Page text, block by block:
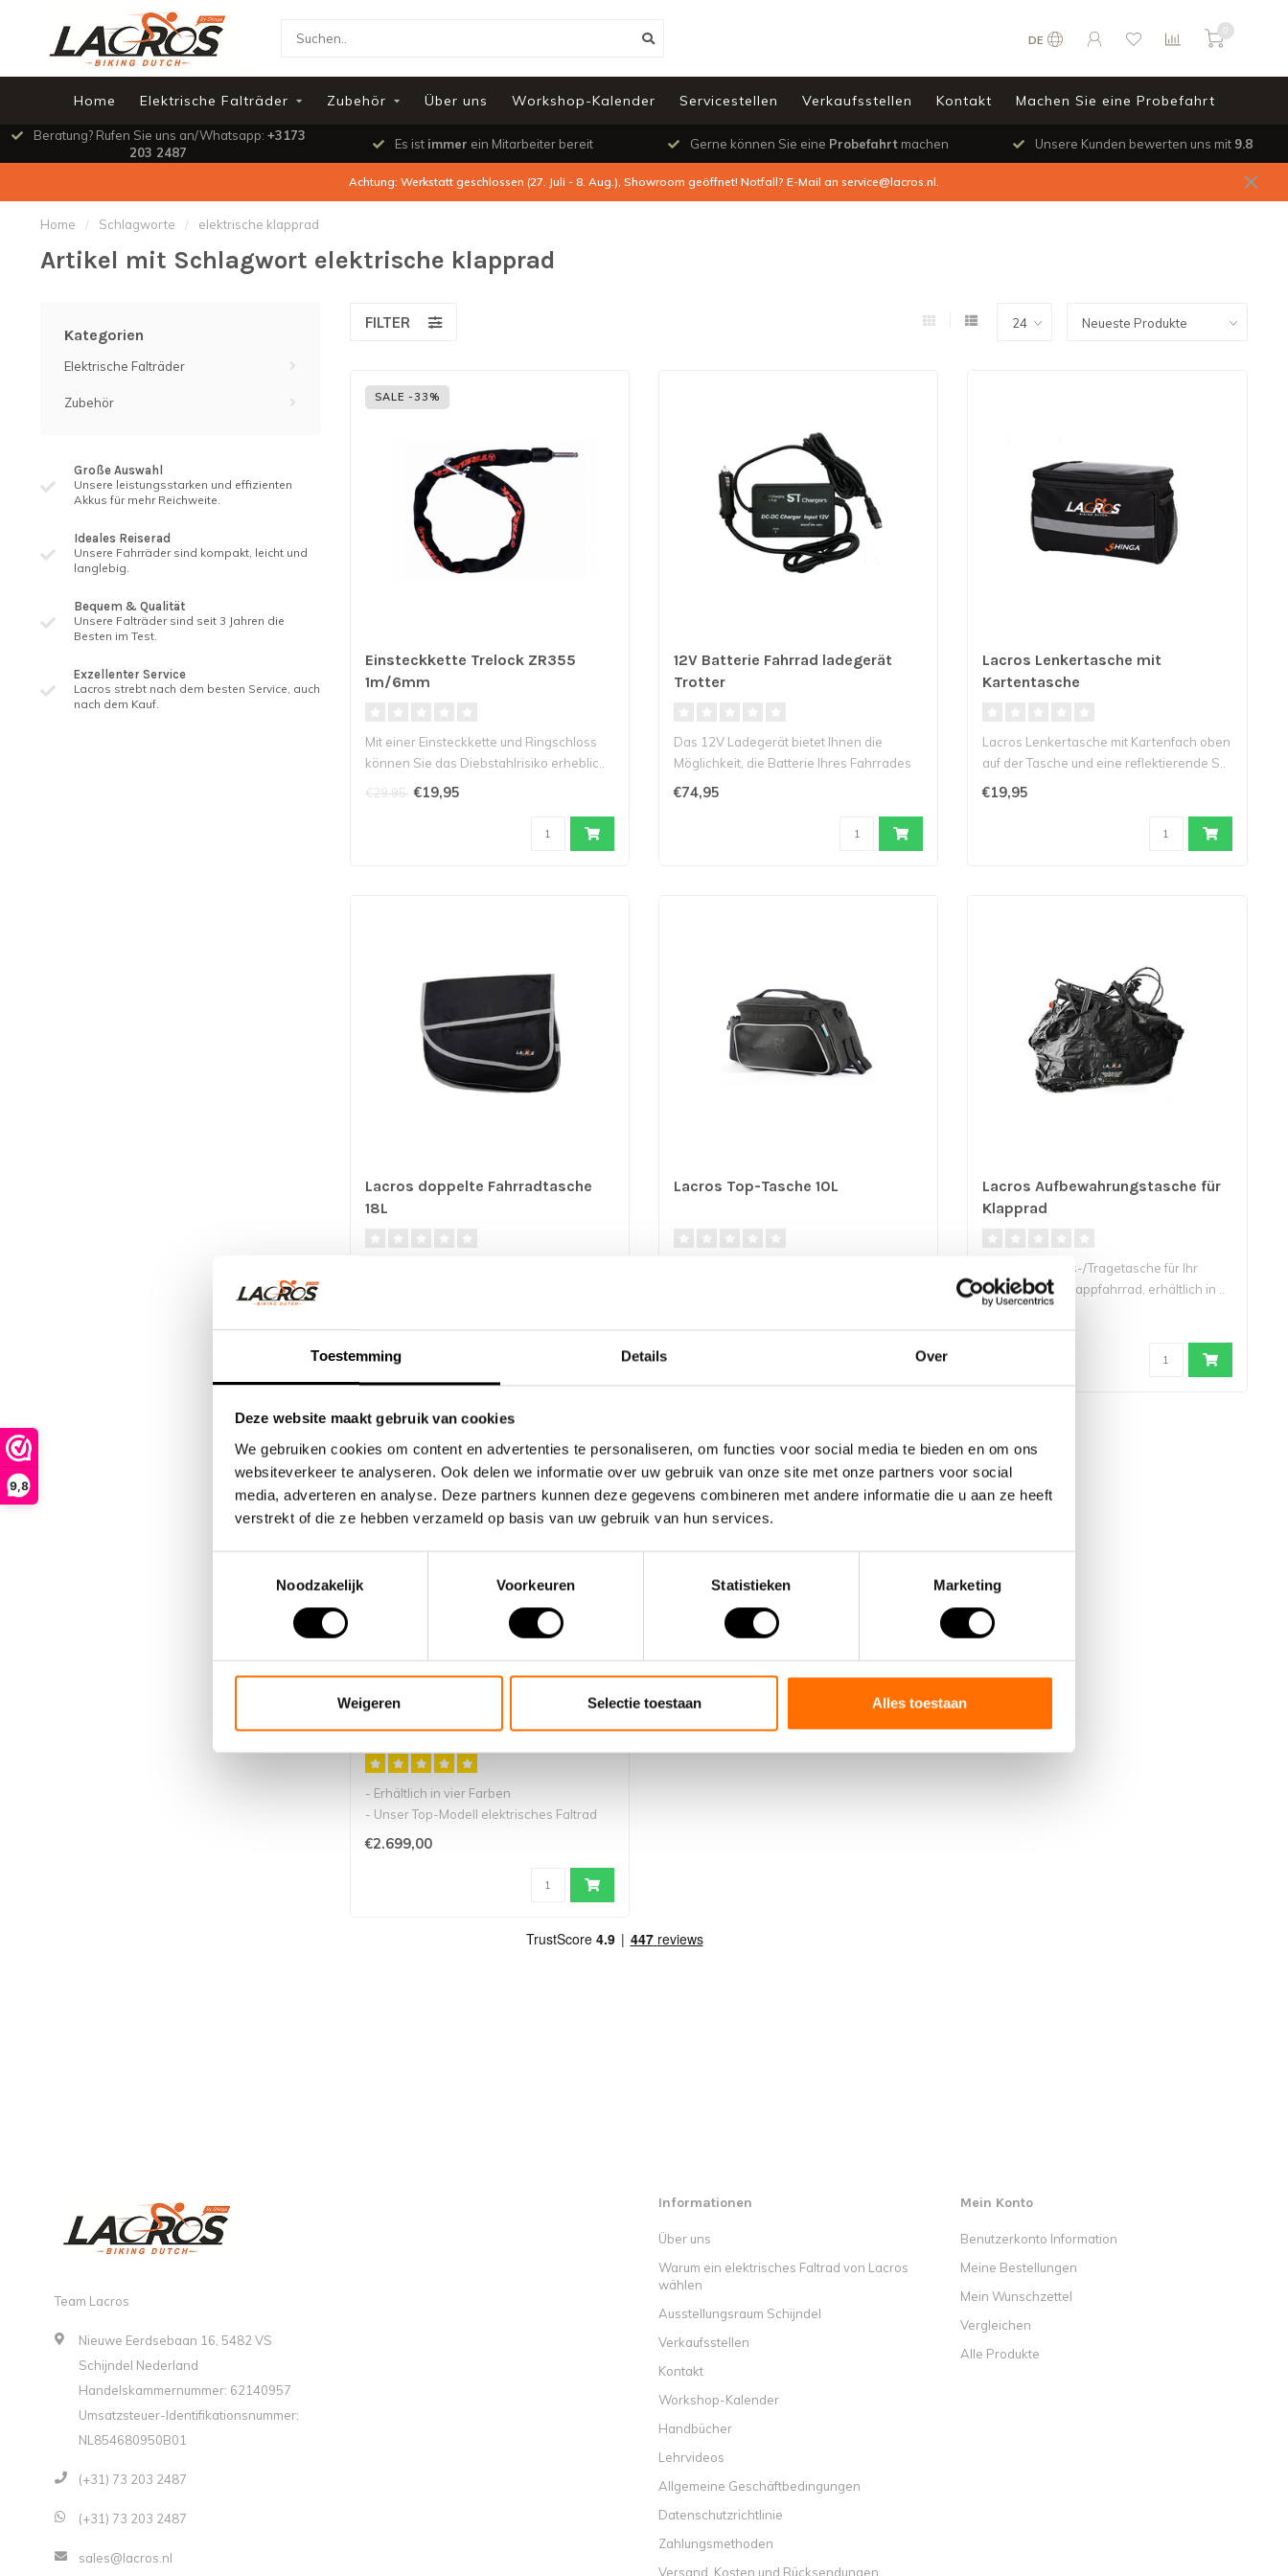
9,8
Toestemming Details Over
Deze website maakt gebruik van cookies
We gebruiken cookies om content en advertenties te personaliseren, om functies voor social media te bieden en om ons
websiteverkeer te analyseren. Ook delen we informatie over uw gebruik van onze site met onze partners voor social
media, adverteren en analyse. Deze partners kunnen deze gegevens combineren met andere informatie die u aan ze heeft
verstrekt of die ze hebben verzameld op basis van uw gebruik van hun services.
Noodzakelijk
Voorkeuren Statistieken Marketing
Weigeren Selectie toestaan Alles toestaan
DE
0
Home Elektrische Falträder Zubehör Über uns Workshop-Kalender Servicestellen Verkaufsstellen Kontakt Machen Sie eine Probefahrt
Beratung? Rufen Sie uns an/Whatsapp: +3173
203 2487
Es ist immer ein Mitarbeiter bereit Gerne können Sie eine Probefahrtmachen Unsere Kunden bewerten uns mit 9.8
Achtung: Werkstatt geschlossen (27. Juli - 8. Aug.), Showroom geöffnet! Notfall? E-Mail an service@lacros.nl.
Home / Schlagworte / elektrische klapprad
Artikel mit Schlagwort elektrische klapprad
Kategorien
Elektrische Falträder
Zubehör
Große Auswahl
Unsere leistungsstarken und effizienten
Akkus für mehr Reichweite.
Ideales Reiserad
Unsere Fahrräder sind kompakt, leicht und
langlebig.
Bequem & Qualität
Unsere Falträder sind seit 3 ​​Jahren die
Besten im Test.
Exzellenter Service
Lacros strebt nach dem besten Service, auch
nach dem Kauf.
FILTER
SALE -33%
Einsteckkette Trelock ZR355
1m/6mm
Mit einer Einsteckkette und Ringschloss
können Sie das Diebstahlrisiko erheblic..
€29,95 €19,95
12V Batterie Fahrrad ladegerät
Trotter
Das 12V Ladegerät bietet Ihnen die
Möglichkeit, die Batterie Ihres Fahrrades
a..
€74,95
Lacros Lenkertasche mit
Kartentasche
Lacros Lenkertasche mit Kartenfach oben
auf der Tasche und eine reflektierende S..
€19,95
Lacros doppelte Fahrradtasche
18L
Lacros Top-Tasche 10L
Lacros Aufbewahrungstasche für
Klapprad
Aufbewahrungs-/Tragetasche für Ihr
(elektrisches) Klappfahrrad, erhältlich in ..
Elektrisches Faltrad Lacros
Scamper S600 M410
- Erhältlich in vier Farben
- Unser Top-Modell elektrisches Faltrad
mit Mittel..
€2.699,00
Team Lacros
Nieuwe Eerdsebaan 16, 5482 VS
Schijndel Nederland
Handelskammernummer: 62140957
Umsatzsteuer-Identifikationsnummer:
NL854680950B01
(+31) 73 203 2487
(+31) 73 203 2487
sales@lacros.nl
Informationen
Über uns
Warum ein elektrisches Faltrad von Lacros
wählen
Ausstellungsraum Schijndel
Verkaufsstellen
Kontakt
Workshop-Kalender
Handbücher
Lehrvideos
Allgemeine Geschäftbedingungen
Datenschutzrichtlinie
Zahlungsmethoden
Versand, Kosten und Rücksendungen
Mein Konto
Benutzerkonto Information
Meine Bestellungen
Mein Wunschzettel
Vergleichen
Alle Produkte